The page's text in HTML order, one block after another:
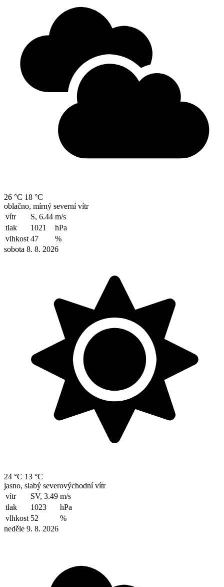
26 °C 18 °C
oblačno, mírný severní vítr
vítr
S, 6.44 m/s
tlak
1021
hPa
vlhkost 47
%
sobota 8. 8. 2026
24 °C 13 °C
jasno, slabý severovýchodní vítr
vítr
SV, 3.49 m/s
tlak
1023
hPa
vlhkost 52
%
neděle 9. 8. 2026